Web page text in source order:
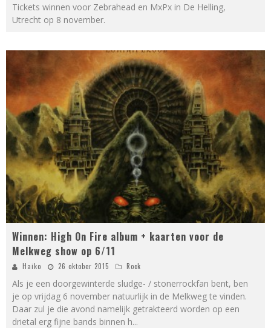
Tickets winnen voor Zebrahead en MxPx in De Helling,
Utrecht op 8 november.
Winnen: High On Fire album + kaarten voor de
Melkweg show op 6/11
Haiko 26 oktober 2015 Rock
Als je een doorgewinterde sludge- / stonerrockfan bent, ben
je op vrijdag 6 november natuurlijk in de Melkweg te vinden.
Daar zul je die avond namelijk getrakteerd worden op een
drietal erg fijne bands binnen h...